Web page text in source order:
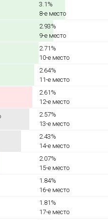
3.1%
8-е место
2.93%
9-е место
2.71%
10-е место
2.64%
11-е место
2.61%
12-е место
2.57%
13-е место
2.43%
14-е место
2.07%
15-е место
1.84%
16-е место
1.81%
17-е место